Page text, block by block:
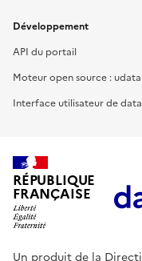
Développement
API du portail
Moteur open source : udata
Interface utilisateur de
RÉPUBLIQUE
FRANÇAISE
Un produit de la